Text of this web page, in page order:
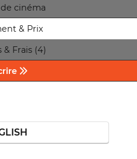
cinéma
& Prix
& Frais (4)